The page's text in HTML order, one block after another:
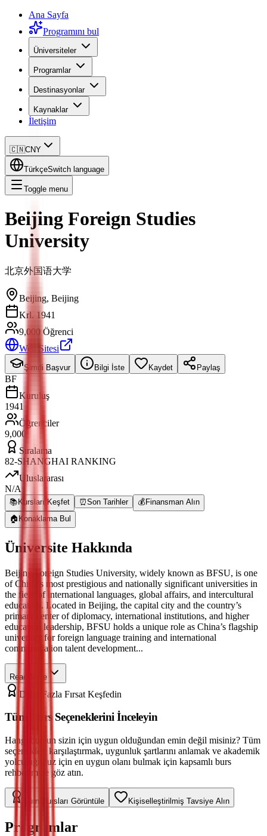
Ana Sayfa
Programını bul
Üniversiteler
Programlar
Destinasyonlar
Kaynaklar
İletişim
🇨🇳CNY
TürkçeSwitch language
Toggle menu
Beijing Foreign Studies
University
北京外国语大学
Beijing, Beijing
Krl. 1941
9,000 Öğrenci
Web Sitesi
Şimdi Başvur Bilgi İste Kaydet Paylaş
BF
Kuruluş
1941
Öğrenciler
9,000
Sıralama
82-SHANGHAI RANKING
Uluslararası
N/A
📚 Kursları Keşfet ⏰Son Tarihler 💰 Finansman Alın
🏠 Konaklama Bul
Üniversite Hakkında
Beijing Foreign Studies University, widely known as BFSU, is one
of China’s most prestigious and nationally significant universities in
the field of international languages, global affairs, and intercultural
education. Located in Beijing, the capital city and the country’s
primary center of diplomacy, international institutions, and higher
education leadership, BFSU holds a unique role as China’s flagship
university for foreign language training and international
communication talent development...
Read More
Daha Fazla Fırsat Keşfedin
Tüm Burs Seçeneklerini İnceleyin
Hangi bursun sizin için uygun olduğundan emin değil misiniz? Tüm
seçenekleri karşılaştırmak, uygunluk şartlarını anlamak ve akademik
yolculuğunuz için en uygun olanı bulmak için kapsamlı burs
rehberimize göz atın.
Tüm Bursları Görüntüle Kişiselleştirilmiş Tavsiye Alın
Programlar